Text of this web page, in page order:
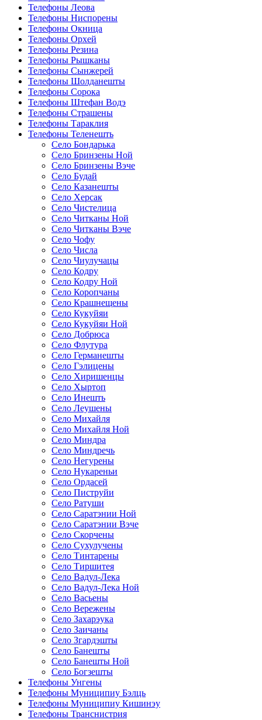
Телефоны Леова
Телефоны Ниспорены
Телефоны Окница
Телефоны Орхей
Телефоны Резина
Телефоны Рышканы
Телефоны Сынжерей
Телефоны Шолданешты
Телефоны Сорока
Телефоны Штефан Водэ
Телефоны Страшены
Телефоны Тараклия
Телефоны Теленешть
Село Бондарька
Село Бринзены Ной
Село Бринзены Вэче
Село Будай
Село Казанешты
Село Херсак
Село Чистелица
Село Читканы Ной
Село Читканы Вэче
Село Чофу
Село Числа
Село Чиулучацы
Село Кодру
Село Кодру Ной
Село Коропчаны
Село Крашнещены
Село Кукуйяи
Село Кукуйяи Ной
Село Добрюса
Село Флутура
Село Германешты
Село Гэлицены
Село Хиришенцы
Село Хыртоп
Село Инешть
Село Леушены
Село Михайля
Село Михайля Ной
Село Миндра
Село Миндречь
Село Негурены
Село Нукареньи
Село Ордасей
Село Пиструйи
Село Ратуши
Село Саратэнии Ной
Село Саратэнии Вэче
Село Скорчены
Село Сухулучены
Село Тинтарены
Село Тиршитея
Село Вадул-Лека
Село Вадул-Лека Ной
Село Васьены
Село Вережены
Село Захарэука
Село Заичаны
Село Згардэшты
Село Банешты
Село Банешты Ной
Село Богзешты
Телефоны Унгены
Телефоны Муниципиу Бэлць
Телефоны Муниципиу Кишинэу
Телефоны Транснистрия